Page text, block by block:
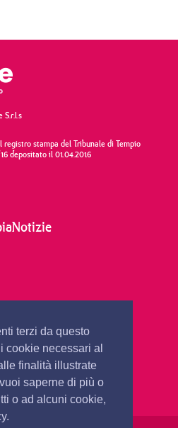
terzi da questo
cookie necessari al
finalità illustrate
saperne di più o
o ad alcuni cookie,
stampa del Tribunale di Tempio
depositato il 01.04.2016